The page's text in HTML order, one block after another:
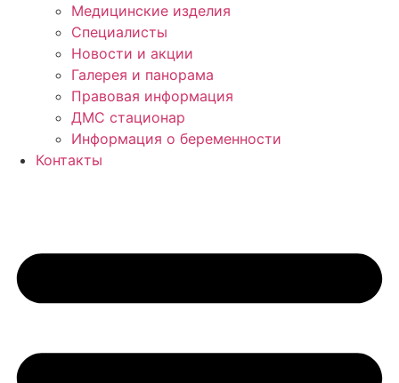
Медицинские изделия
Специалисты
Новости и акции
Галерея и панорама
Правовая информация
ДМС стационар
Информация о беременности
Контакты